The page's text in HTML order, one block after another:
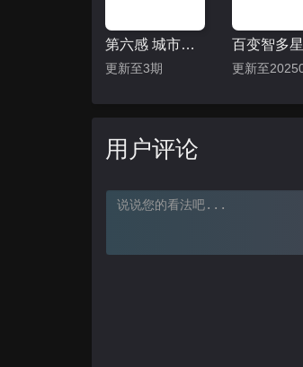
第六感 城市观光2
更新至3期
百变智多星
用户评论